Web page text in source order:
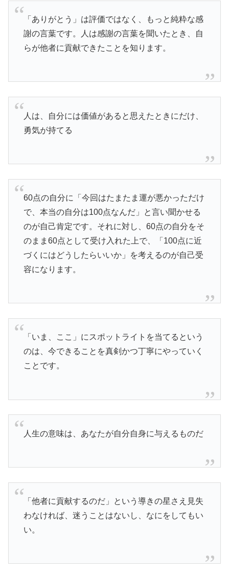
「ありがとう」は評価ではなく、もっと純粋な感
謝の言葉です。人は感謝の言葉を聞いたとき、自
らが他者に貢献できたことを知ります。
人は、自分には価値があると思えたときにだけ、
勇気が持てる
60点の自分に「今回はたまたま運が悪かっただけ
で、本当の自分は100点なんだ」と言い聞かせる
のが自己肯定です。それに対し、60点の自分をそ
のまま60点として受け入れた上で、「100点に近
づくにはどうしたらいいか」を考えるのが自己受
容になります。
「いま、ここ」にスポットライトを当てるという
のは、今できることを真剣かつ丁寧にやっていく
ことです。
人生の意味は、あなたが自分自身に与えるものだ
「他者に貢献するのだ」という導きの星さえ見失
わなければ、迷うことはないし、なにをしてもい
い。